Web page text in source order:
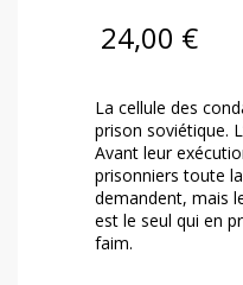
24,00 €
La cellule des
prison soviétique.
Avant leur
prisonniers toute
demandent, mais
est le seul qui en
faim.